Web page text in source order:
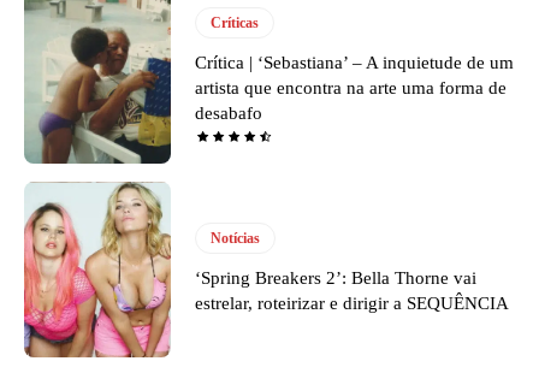
Críticas
Crítica | ‘Sebastiana’ – A inquietude de um
artista que encontra na arte uma forma de
desabafo
Notícias
‘Spring Breakers 2’: Bella Thorne vai
estrelar, roteirizar e dirigir a SEQUÊNCIA